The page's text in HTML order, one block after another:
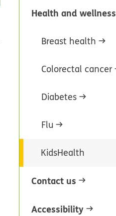
Health and wellness
Breast health
Colorectal cancer
Diabetes
Flu
KidsHealth
Contact us
Accessibility